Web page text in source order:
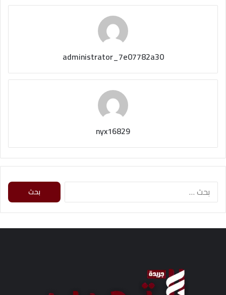
administrator_7e07782a30
nyx16829
البحث
عن: